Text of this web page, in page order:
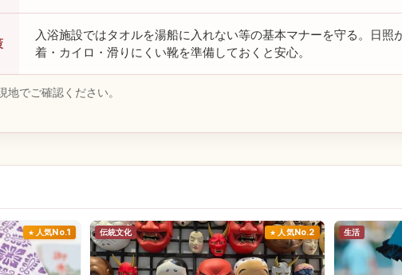
入浴施設ではタオルを湯船に入れない等の基本マナーを守る。日照
着・カイロ・滑りにくい靴を準備しておくと安心。
でご確認ください。
人気No.1 伝統文化 人気No.2 生活